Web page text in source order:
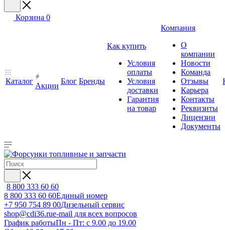
Корзина 0
Каталог
Акции
Блог Бренды
Как купить
Условия
оплаты
Условия
доставки
Гарантия
на товар
Компания
О
компании
Новости
Команда
Отзывы
Карьера
Контакты
Реквизиты
Лицензии
Документы
8 800 333 60 60
8 800 333 60 60Единый номер
+7 950 754 89 00Дизельный сервис
shop@cdi36.rue-mail для всех вопросов
График работыПн - Пт: с 9.00 до 19.00